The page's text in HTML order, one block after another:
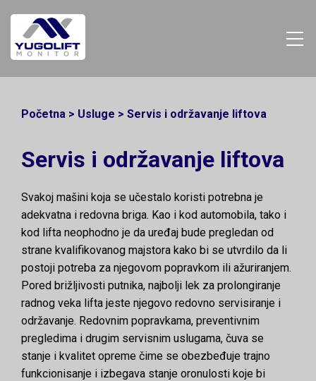
Početna > Usluge > Servis i održavanje liftova
Servis i održavanje liftova
Svakoj mašini koja se učestalo koristi potrebnа je
adekvatna i redovna briga. Kao i kod automobila, tako i
kod lifta neophodno je da uređaj bude pregledan od
strane kvalifikovanog majstora kako bi se utvrdilo da li
postoji potreba za njegovom popravkom ili ažuriranjem.
Pored brižljivosti putnika, najbolji lek za prolongiranje
radnog veka lifta jeste njegovo redovno servisiranje i
održavanje. Redovnim popravkama, preventivnim
pregledima i drugim servisnim uslugama, čuva se
stanje i kvalitet opreme čime se obezbeđuje trajno
funkcionisanje i izbegava stanje oronulosti koje bi